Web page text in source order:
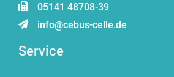
05141 48708-39
info@cebus-celle.de
Service